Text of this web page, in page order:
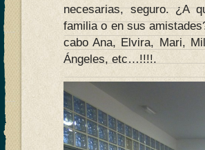
necesarias, seguro. ¿A
familia o en sus
cabo Ana, Elvira, Mari,
Ángeles, etc…!!!!.